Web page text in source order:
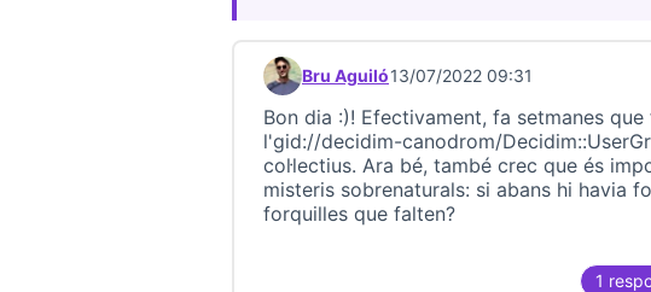
Comentari 22984 (respon al comentari
Bru Aguiló13/07/2022 09:31
Bon dia :)! Efectivament, fa setmanes
l'gid://decidim-canodrom/
col·lectius. Ara bé, també crec que és
misteris sobrenaturals: si abans hi havia
forquilles que falten?
1